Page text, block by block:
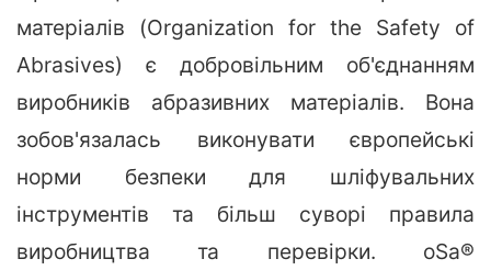
матеріалів (Organization for the Safety of
Abrasives) є добровільним об'єднанням
виробників абразивних матеріалів. Вона
зобов'язалась виконувати європейські
норми безпеки для шліфувальних
інструментів та більш суворі правила
виробництва та перевірки. oSa®